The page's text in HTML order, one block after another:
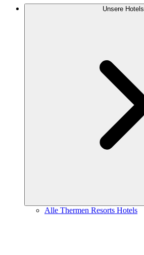
Unsere Hotels
Alle Thermen Resorts Hotels